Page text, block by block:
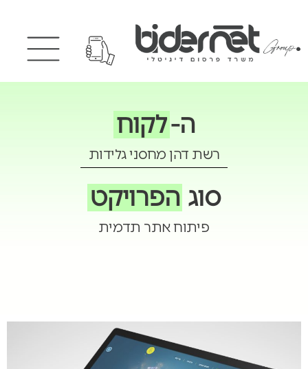
ה-לקוח
רשת דהן מחסני גלידות
סוג הפרויקט
פיתוח אתר תדמית